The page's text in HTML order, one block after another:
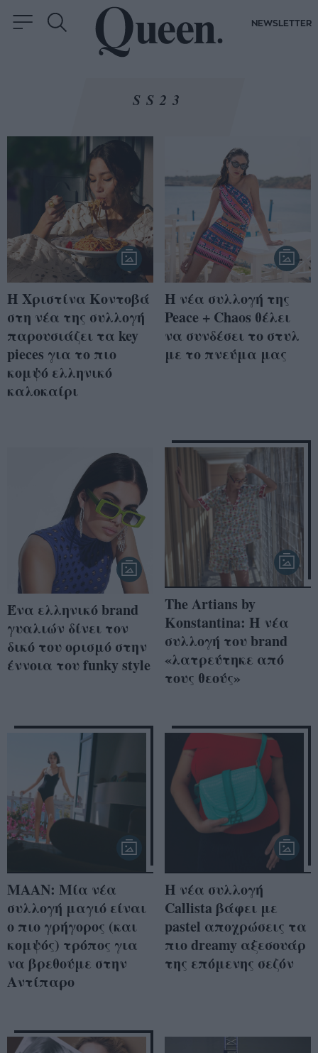
NEWSLETTER
SS23
Η Χριστίνα Κοντοβά
στη νέα της συλλογή
παρουσιάζει τα key
pieces για το πιο
κομψό ελληνικό
καλοκαίρι
Η νέα συλλογή της
Peace + Chaos θέλει
να συνδέσει το στυλ
με το πνεύμα μας
Ένα ελληνικό brand
γυαλιών δίνει τον
δικό του ορισμό στην
έννοια του funky style
The Artians by
Konstantina: H νέα
συλλογή του brand
«λατρεύτηκε από
τους θεούς»
MAAN: Μία νέα
συλλογή μαγιό είναι
ο πιο γρήγορος (και
κομψός) τρόπος για
να βρεθούμε στην
Αντίπαρο
H νέα συλλογή
Callista βάφει με
pastel αποχρώσεις τα
πιο dreamy αξεσουάρ
της επόμενης σεζόν